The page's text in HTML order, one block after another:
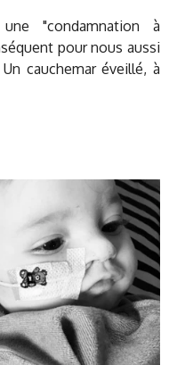
"condamnation à
pour nous aussi
cauchemar éveillé, à